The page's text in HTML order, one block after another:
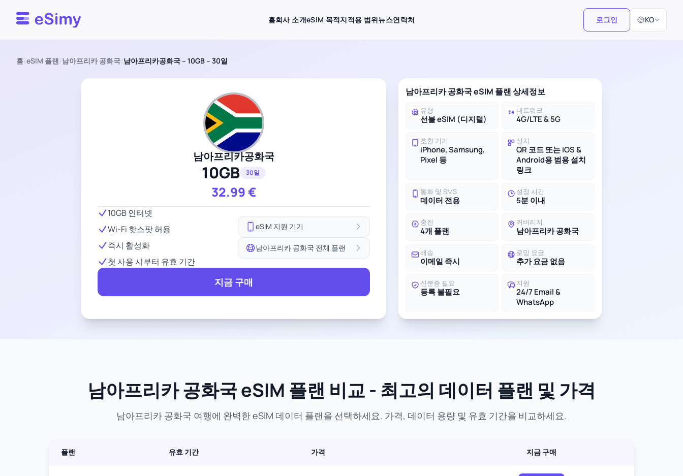
Esimy 홈회사 소개eSIM 목적지적용 범위뉴스연락처 로그인 KO
언어 선택
홈/eSIM 플랜/남아프리카 공화국/남아프리카공화국 – 10GB – 30일
남아프리카공화국
10GB 30일
32.99€
10GB 인터넷
Wi-Fi 핫스팟 허용
즉시 활성화
첫 사용 시부터 유효 기간
eSIM 지원 기기
남아프리카 공화국 전체 플랜
지금 구매
남아프리카 공화국 eSIM 플랜 상세정보
유형
선불 eSIM (디지털)
네트워크
4G/LTE & 5G
호환 기기
iPhone, Samsung,
Pixel 등
설치
QR 코드 또는 iOS &
Android용 범용 설치
링크
통화 및 SMS
데이터 전용
설정 시간
5분 이내
충전
4개 플랜
커버리지
남아프리카 공화국
배송
이메일 즉시
로밍 요금
추가 요금 없음
신분증 필요
등록 불필요
지원
24/7 Email &
WhatsApp
남아프리카 공화국 eSIM 플랜 비교 - 최고의 데이터 플랜 및 가격
남아프리카 공화국 여행에 완벽한 eSIM 데이터 플랜을 선택하세요. 가격, 데이터 용량 및 유효 기간을 비교하세요.
플랜 유효 기간 가격 지금 구매